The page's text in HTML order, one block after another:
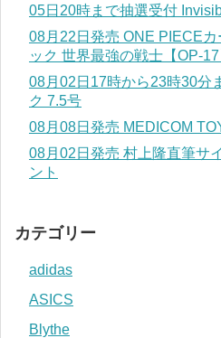
05日20時まで抽選受付
08月22日発売 ONE PIECE
ック 世界最強の戦士【OP-
08月02日17時から23時30分
ク 7.5号
08月08日発売 MEDICOM
08月02日発売 村上隆直筆サ
ント
カテゴリー
adidas
ASICS
Blythe